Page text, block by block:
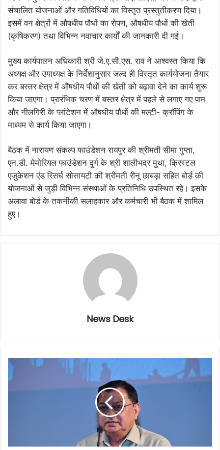
संचालित योजनाओं और गतिविधियों का विस्तृत प्रस्तुतीकरण दिया।
इसमें वन क्षेत्रों में औषधीय पौधों का रोपण, औषधीय पौधों की खेती
(कृषिकरण) तथा विभिन्न नवाचार कार्यों की जानकारी दी गई।
मुख्य कार्यपालन अधिकारी श्री जे.ए.सी.एस. राव ने आश्वस्त किया कि
अध्यक्ष और उपाध्यक्ष के निर्देशानुसार जल्द ही विस्तृत कार्ययोजना तैयार
कर बस्तर क्षेत्र में औषधीय पौधों की खेती को बढ़ावा देने का कार्य शुरू
किया जाएगा। प्रारंभिक चरण में बस्तर क्षेत्र में पहले से लगाए गए पाम
और नीलगिरी के प्लांटेशन में औषधीय पौधों की मल्टी- क्रॉपिंग के
माध्यम से कार्य किया जाएगा।
बैठक में नारायण संकल्प फाउंडेशन रायपुर की श्रीमती सीमा गुप्ता,
एन.डी. मेमोरियल फाउंडेशन दुर्ग के श्री शालीभद्र मुथा, क्रिस्टल
एजुकेशन एंड रिसर्च सोसायटी की श्रीमती रीनू छाबड़ा सहित बोर्ड की
योजनाओं से जुड़ी विभिन्न संस्थाओं के प्रतिनिधि उपस्थित रहे। इसके
अलावा बोर्ड के तकनीकी सलाहकार और कर्मचारी भी बैठक में शामिल
हुए।
News Desk